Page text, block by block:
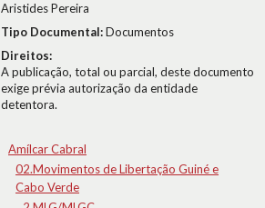
Aristides Pereira
Tipo Documental:Documentos
Direitos:
A publicação, total ou parcial, deste documento
exige prévia autorização da entidade
detentora.
Amílcar Cabral
02.Movimentos de Libertação Guiné e
Cabo Verde